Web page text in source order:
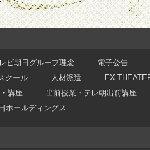
ビ朝日グループ理念
電子公告
クール
人材派遣
EX
講座
出前授業・テレ朝出前講座
ホールディングス